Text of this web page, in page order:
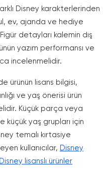
Disney karakterlerinden
ev, ajanda ve hediye
detayları kalemin dış
yazım performansı ve
incelenmelidir.
ürünün lisans bilgisi,
ve yaş önerisi ürün
Küçük parça veya
küçük yaş grupları için
temalı kırtasiye
kullanıcılar, Disney
Disney lisanslı ürünler